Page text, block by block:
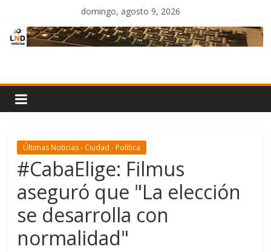
contenido
domingo, agosto 9, 2026
Noticias
Últimas Noticias - Ciudad - Política
#CabaElige: Filmus
aseguró que "La elección
se desarrolla con
normalidad"